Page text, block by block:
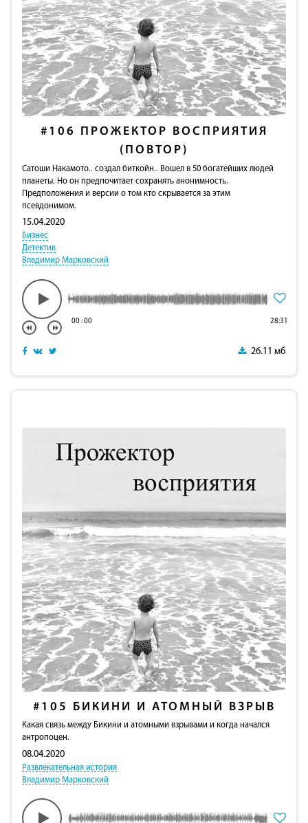
#106 ПРОЖЕКТОР ВОСПРИЯТИЯ
(ПОВТОР)
Сатоши Накамото.. создал биткойн.. Вошел в 50 богатейших людей
планеты. Но он предпочитает сохранять анонимность.
Предположения и версии о том кто скрывается за этим
псевдонимом.
15.04.2020
Бизнес
Детектив
Владимир Марковский
00:00 28:31
26.11 мб
#105 БИКИНИ И АТОМНЫЙ ВЗРЫВ
Какая связь между Бикини и атомными взрывами и когда начался
антропоцен.
08.04.2020
Развлекательная история
Владимир Марковский